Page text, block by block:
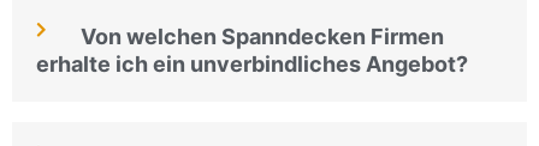
Von welchen Spanndecken Firmen
erhalte ich ein unverbindliches Angebot?